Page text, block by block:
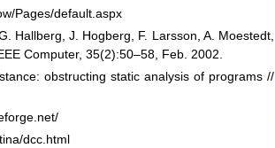
Pages/default.aspx
Hallberg, J. Hogberg, F. Larsson, A. Moestedt,
Computer, 35(2):50–58, Feb. 2002.
obstructing static analysis of programs //
dcc.html